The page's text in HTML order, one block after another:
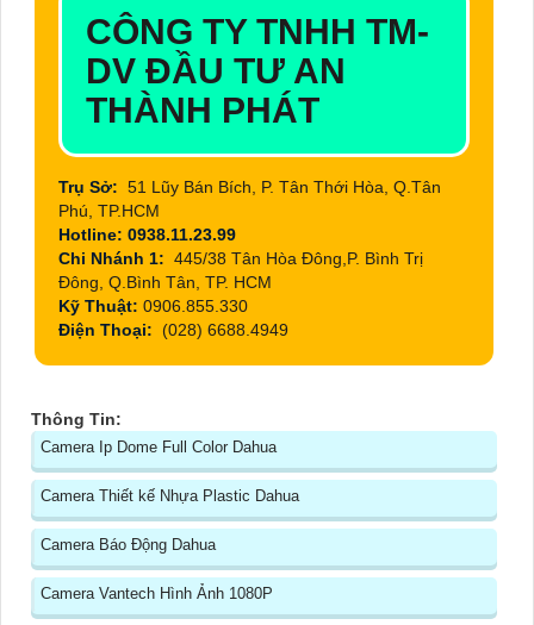
CÔNG TY TNHH TM-
DV ĐẦU TƯ AN
THÀNH PHÁT
Trụ Sở: 51 Lũy Bán Bích, P. Tân Thới Hòa, Q.Tân
Phú, TP.HCM
Hotline: 0938.11.23.99
Chi Nhánh 1: 445/38 Tân Hòa Đông,P. Bình Trị
Đông, Q.Bình Tân, TP. HCM
Kỹ Thuật: 0906.855.330
Điện Thoại: (028) 6688.4949
Thông Tin:
Camera Ip Dome Full Color Dahua
Camera Thiết kế Nhựa Plastic Dahua
Camera Báo Động Dahua
Camera Vantech Hình Ảnh 1080P